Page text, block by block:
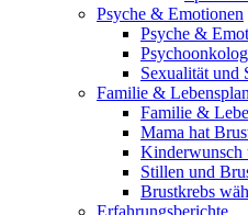
Psyche & Emotionen
Psyche &
Sexualität und
Familie &
Familie &
Mama hat
Kinderwunsch
Stillen und
Brustkrebs
Erfahrungsberichte